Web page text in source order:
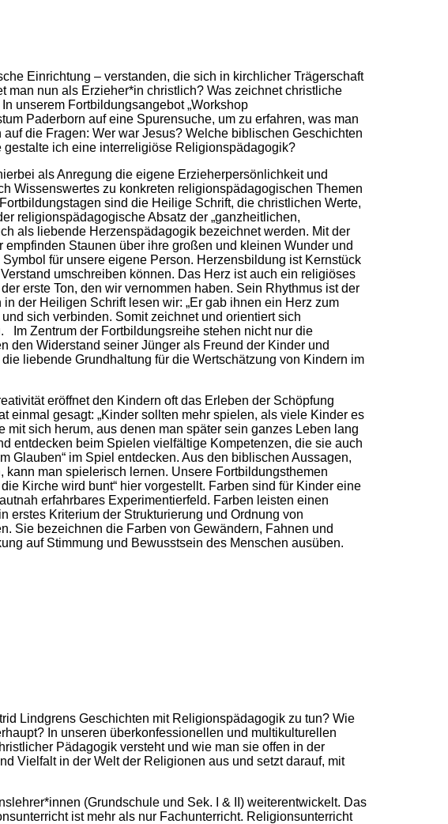
Einrichtung – verstanden, die sich in kirchlicher Trägerschaft
man nun als Erzieher*in christlich? Was zeichnet christliche
unserem Fortbildungsangebot „Workshop
Paderborn auf eine Spurensuche, um zu erfahren, was man
die Fragen: Wer war Jesus? Welche biblischen Geschichten
ich eine interreligiöse Religionspädagogik?
als Anregung die eigene Erzieherpersönlichkeit und
Wissenswertes zu konkreten religionspädagogischen Themen
sind die Heilige Schrift, die christlichen Werte,
religionspädagogische Absatz der „ganzheitlichen,
als liebende Herzenspädagogik bezeichnet werden. Mit der
Staunen über ihre großen und kleinen Wunder und
für unsere eigene Person. Herzensbildung ist Kernstück
umschreiben können. Das Herz ist auch ein religiöses
erste Ton, den wir vernommen haben. Sein Rhythmus ist der
der Heiligen Schrift lesen wir: „Er gab ihnen ein Herz zum
sich verbinden. Somit zeichnet und orientiert sich
Im Zentrum der Fortbildungsreihe stehen nicht nur die
den Widerstand seiner Jünger als Freund der Kinder und
liebende Grundhaltung für die Wertschätzung von Kindern im
eröffnet den Kindern oft das Erleben der Schöpfung
einmal gesagt: „Kinder sollten mehr spielen, als viele Kinder es
sich herum, aus denen man später sein ganzes Leben lang
entdecken beim Spielen vielfältige Kompetenzen, die sie auch
Glauben“ im Spiel entdecken. Aus den biblischen Aussagen,
man spielerisch lernen. Unsere Fortbildungsthemen
Kirche wird bunt“ hier vorgestellt. Farben sind für Kinder eine
erfahrbares Experimentierfeld. Farben leisten einen
Kriterium der Strukturierung und Ordnung von
Sie bezeichnen die Farben von Gewändern, Fahnen und
auf Stimmung und Bewusstsein des Menschen ausüben.
Lindgrens Geschichten mit Religionspädagogik zu tun? Wie
In unseren überkonfessionellen und multikulturellen
Pädagogik versteht und wie man sie offen in der
Vielfalt in der Welt der Religionen aus und setzt darauf, mit
(Grundschule und Sek. I & II) weiterentwickelt. Das
ist mehr als nur Fachunterricht. Religionsunterricht